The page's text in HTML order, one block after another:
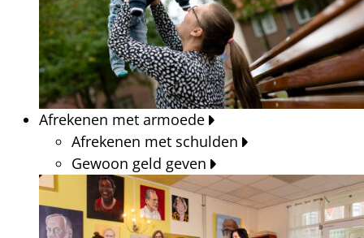
Afrekenen met armoede
Afrekenen met schulden
Gewoon geld geven